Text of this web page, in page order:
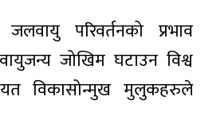
जलवायु परिवर्तनको प्रभाव
जोखिम घटाउन विश्व
विकासोन्मुख मुलुकहरुले